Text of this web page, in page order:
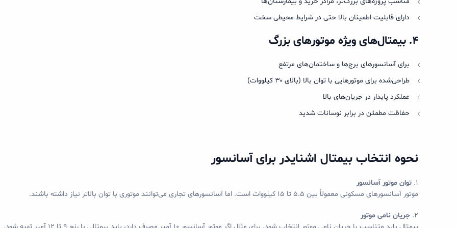
دارای قابلیت اطمینان بالا حتی در شرایط محیطی سخت
۴. بیمتال‌های ویژه موتورهای بزرگ
برای آسانسورهای برج‌ها و ساختمان‌های مرتفع
طراحی‌شده برای موتورهایی با توان بالا (بالای ۳۰ کیلووات)
عملکرد پایدار در جریان‌های بالا
حفاظت مطمئن در برابر نوسانات شدید
نحوه انتخاب بیمتال اشنایدر برای آسانسور
۱. توان موتور آسانسور
موتور آسانسورهای مسکونی معمولاً بین ۵.۵ تا ۱۵ کیلووات است. اما آسانسورهای تجاری می‌توانند موتوری با توان بالاتر نیاز داشته باشند.
۲. جریان نامی موتور